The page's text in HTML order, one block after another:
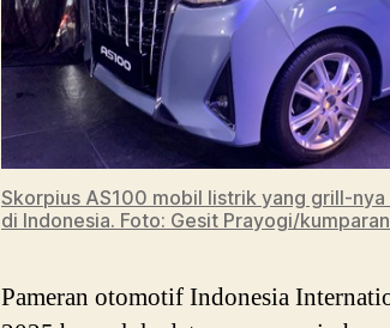
Skorpius AS100 mobil listrik yang grill-
di Indonesia. Foto: Gesit Prayogi/
Pameran otomotif Indonesia